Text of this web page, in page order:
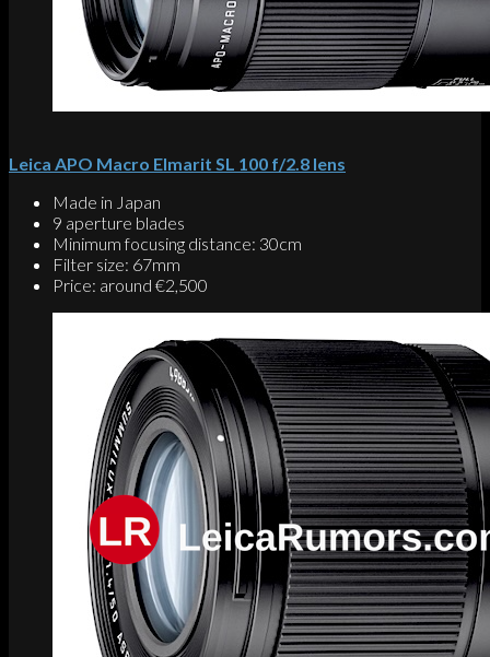
Leica APO Macro Elmarit SL 100 f/2.8 lens
Made in Japan
9 aperture blades
Minimum focusing distance: 30cm
Filter size: 67mm
Price: around €2,500